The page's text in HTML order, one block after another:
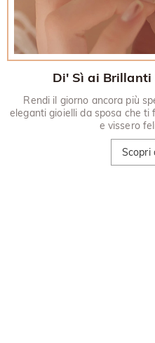
Di' Sì ai Brillanti
Rendi il giorno ancora più
eleganti gioielli da sposa che
e vissero
Scopri